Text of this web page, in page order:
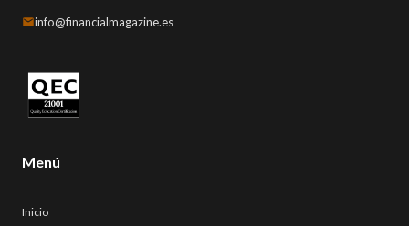
info@financialmagazine.es
Menú
Inicio